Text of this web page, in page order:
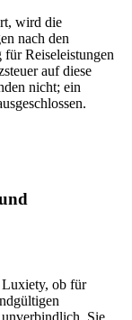
wird die
nach den
für Reiseleistungen
auf diese
nicht; ein
ob für
Sie